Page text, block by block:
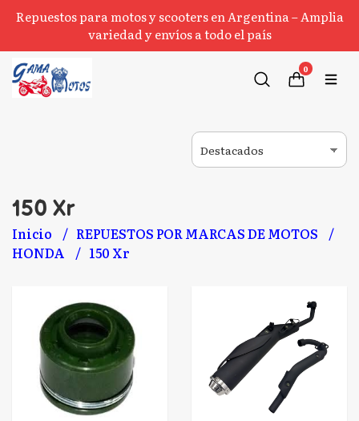
Repuestos para motos y scooters en Argentina – Amplia
variedad y envíos a todo el país
0
150 Xr
Inicio
REPUESTOS POR MARCAS DE MOTOS
HONDA
150 Xr